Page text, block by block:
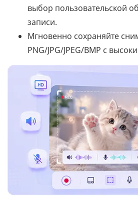
выбор пользовательской
записи.
Мгновенно сохраняйте
PNG/JPG/JPEG/BMP с